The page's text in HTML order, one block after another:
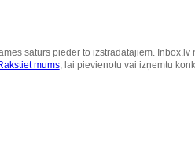
saturs pieder to izstrādātājiem.
mums, lai pievienotu vai izņemtu